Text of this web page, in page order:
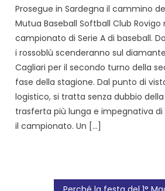
Prosegue in Sardegna il cammino
Mutua Baseball Softball Club Rovigo
campionato di Serie A di baseball.
i rossoblù scenderanno sul
Cagliari per il secondo turno della
fase della stagione. Dal punto di
logistico, si tratta senza dubbio della
trasferta più lunga e impegnativa
il campionato. Un […]